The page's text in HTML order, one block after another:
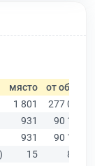
място от общо
1 801
277 019
931
90 178
931
90 178
15 848